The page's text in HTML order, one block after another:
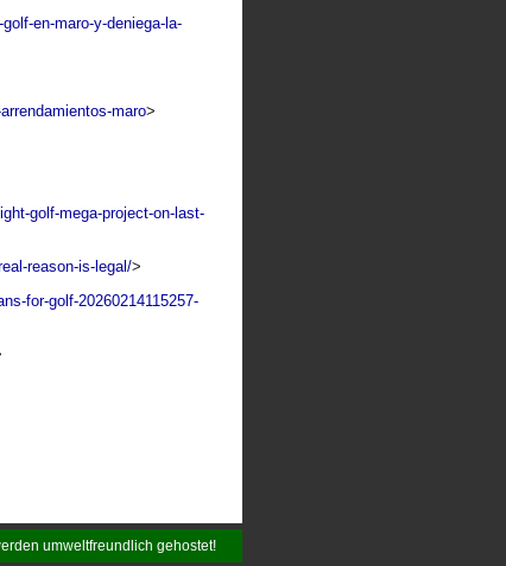
en-maro-y-deniega-la-
maro>
golf-mega-project-on-last-
reason-is-legal/>
for-golf-20260214115257-
umweltfreundlich gehostet!